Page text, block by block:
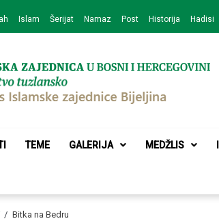
Islam Šerijat Namaz Post Historija Hadisi
Islamske
TEME GALERIJA MEDŽLIS
Bitka na Bedru